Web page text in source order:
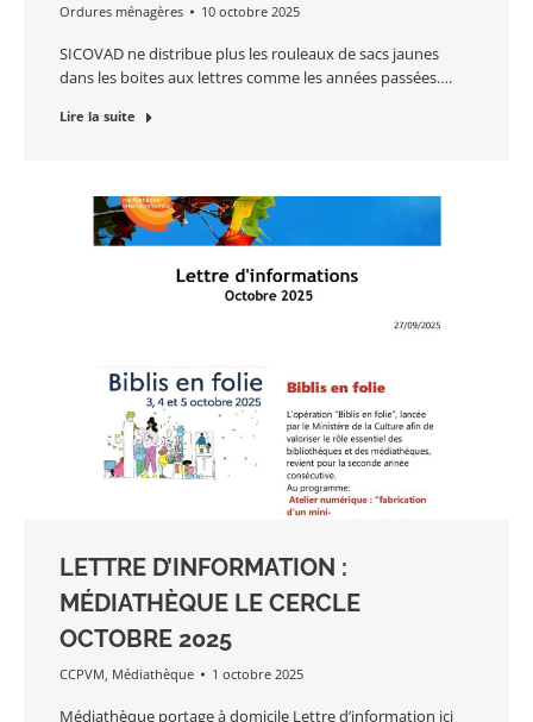
Ordures ménagères 10 octobre 2025
SICOVAD ne distribue plus les rouleaux de sacs jaunes
dans les boites aux lettres comme les années passées….
Lire la suite
LETTRE D’INFORMATION :
MÉDIATHÈQUE LE CERCLE
OCTOBRE 2025
CCPVM, Médiathèque 1 octobre 2025
Médiathèque portage à domicile Lettre d’information ici